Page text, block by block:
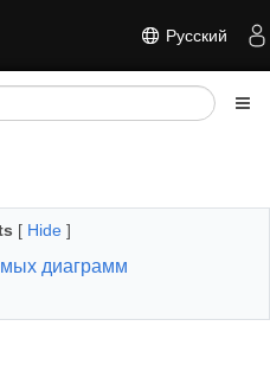
Русский
[ Hide ]
диаграмм